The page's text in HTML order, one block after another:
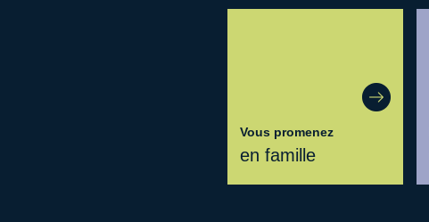
Vous promenez
en famille